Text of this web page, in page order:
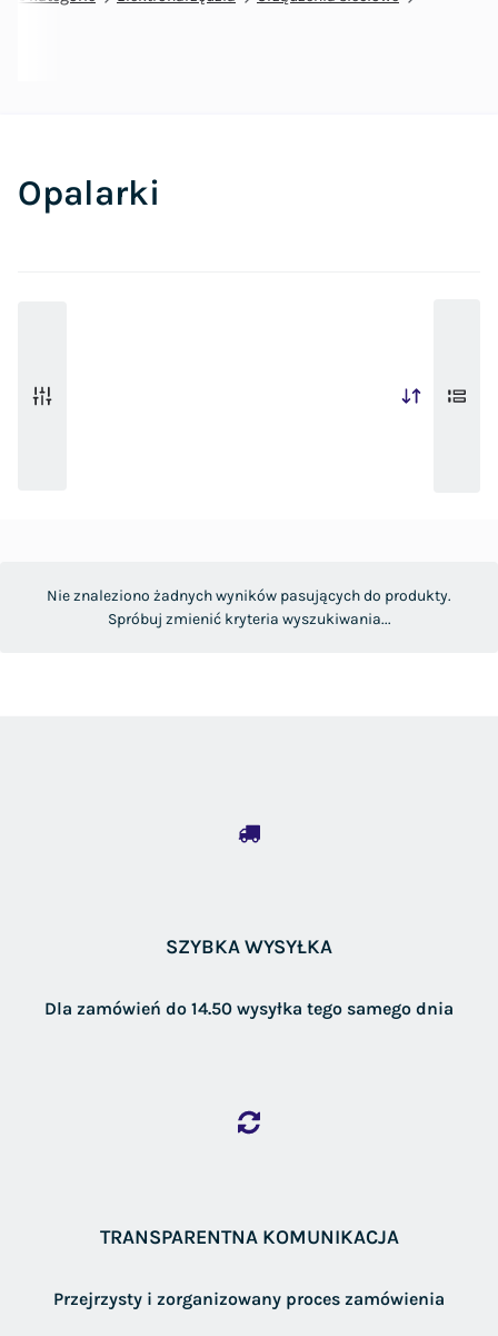
Opalarki
Nie znaleziono żadnych wyników pasujących do produkty.
Spróbuj zmienić kryteria wyszukiwania...
SZYBKA WYSYŁKA
Dla zamówień do 14.50 wysyłka tego samego dnia
TRANSPARENTNA KOMUNIKACJA
Przejrzysty i zorganizowany proces zamówienia